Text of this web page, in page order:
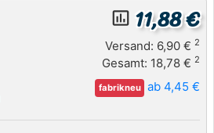
insert_chart_outlined 11,88 €
Versand: 6,90 € 2
Gesamt: 18,78 € 2
fabrikneu ab 4,45 €